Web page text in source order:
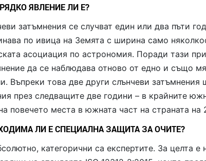
ЯВЛЕНИЕ ЛИ Е?
затъмнения се случват един или два пъти
по ивица на Земята с ширина само
асоциация по астрономия. Поради тази
да се наблюдава отново от едно и също
Въпреки това две други слънчеви
през следващите две години – в крайните
повечето места в южната част на страната на
ЛИ Е СПЕЦИАЛНА ЗАЩИТА ЗА ОЧИТЕ?
категорични са експертите. За целта